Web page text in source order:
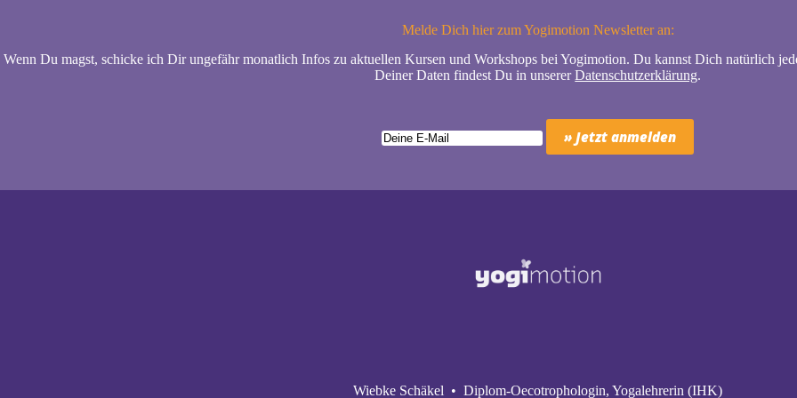
Melde Dich hier zum Yogimotion Newsletter an:
Wenn Du magst, schicke ich Dir ungefähr monatlich Infos zu aktuellen Kursen und Workshops bei Yogimotion. Du kannst Dich natürlich
Deiner Daten findest Du in unsererDatenschutzerklärung.
Wiebke Schäkel • Diplom-Oecotrophologin, Yogalehrerin (IHK)